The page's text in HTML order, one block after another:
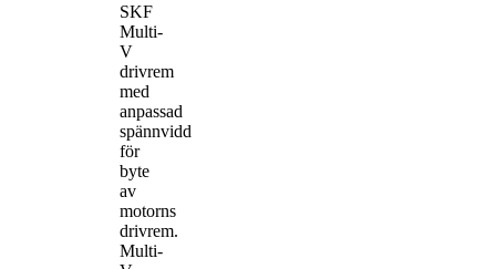
SKF
Multi-
V
drivrem
med
anpassad
spännvidd
för
byte
av
motorns
drivrem.
Multi-